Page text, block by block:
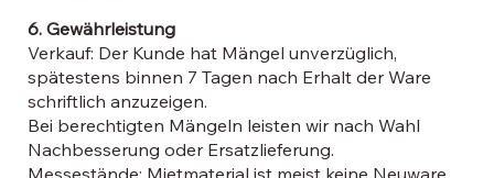
6. Gewährleistung
Verkauf: Der Kunde hat Mängel unverzüglich,
spätestens binnen 7 Tagen nach Erhalt der Ware
schriftlich anzuzeigen.
Bei berechtigten Mängeln leisten wir nach Wahl
Nachbesserung oder Ersatzlieferung.
Messestände: Mietmaterial ist meist keine Neuware